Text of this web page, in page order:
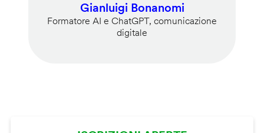
Gianluigi Bonanomi
Formatore AI e ChatGPT, comunicazione
digitale